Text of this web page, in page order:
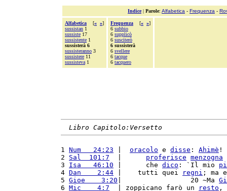
Indice| Parole: Alfabetica - Frequenza -
Alfabetica [« »]
sussistan 1
sussiste 17
sussistente 1
sussisterà 6
sussisteranno 3
sussistere 11
sussisteva 1
Frequenza [« »]
6 subbio
6 supplicò
6 susciterò
6 sussisterà
6 svellere
6 tacque
6 tacquero
Libro Capitolo:Versetto
1 Num   24:23 oracolo e disse : Ahimè !
2 Sal  101:7 proferisce menzogna
3 Isa   46:10 |      che dico : `Il mio
4 Dan    2:44 |    tutti quei regni ; ma
5 Gioe    3:20 |                 20 ~Ma
6 Mic    4:7
  | zoppicano farò un
resto ,